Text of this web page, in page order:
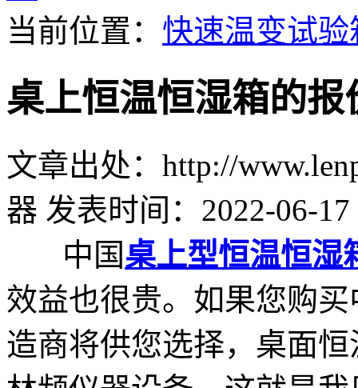
当前位置： 快速温变试验
桌上恒温恒湿箱的报
文章出处：http://
器 发表时间：2022-06-17
中国桌上型恒温恒湿
效益也很贵。如果您购
造商将供您选择，桌面